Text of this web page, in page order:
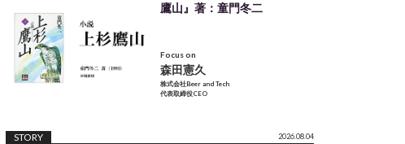
鷹山』著：童門冬二
Focus on
森田憲久
株式会社Beer and Tech
代表取締役CEO
STORY 2026.08.04